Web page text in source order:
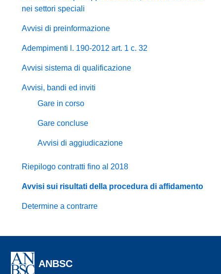
nei settori speciali
Avvisi di preinformazione
Adempimenti l. 190-2012 art. 1 c. 32
Avvisi sistema di qualificazione
Avvisi, bandi ed inviti
Gare in corso
Gare concluse
Avvisi di aggiudicazione
Riepilogo contratti fino al 2018
Avvisi sui risultati della procedura di affidamento
Determine a contrarre
ANBSC